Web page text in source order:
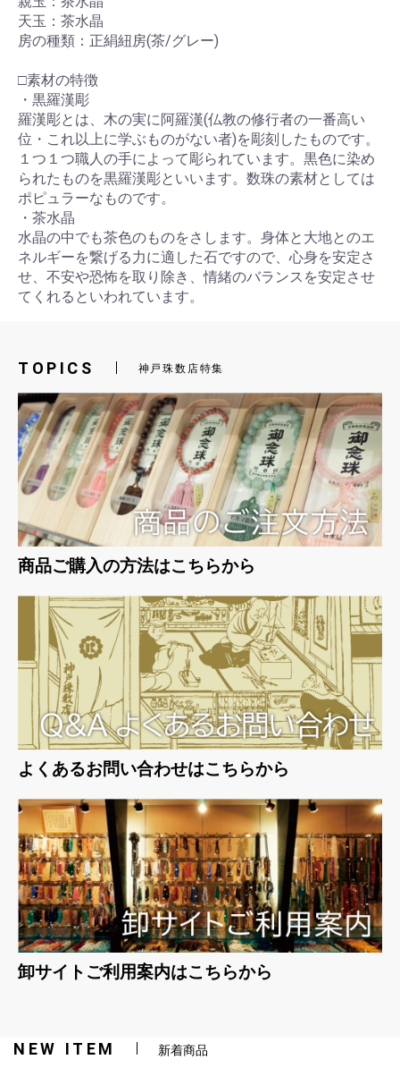
お買い物を続ける カートへ進む
天玉：茶水晶
房の種類：正絹紐房(茶/グレー)
□素材の特徴
・黒羅漢彫
羅漢彫とは、木の実に阿羅漢(仏教の修行者の一番高い
位・これ以上に学ぶものがない者)を彫刻したものです。
１つ１つ職人の手によって彫られています。黒色に染め
られたものを黒羅漢彫といいます。数珠の素材としては
ポピュラーなものです。
・茶水晶
水晶の中でも茶色のものをさします。身体と大地とのエ
ネルギーを繋げる力に適した石ですので、心身を安定さ
せ、不安や恐怖を取り除き、情緒のバランスを安定させ
てくれるといわれています。
TOPICS 神戸珠数店特集
商品ご購入の方法はこちらから
よくあるお問い合わせはこちらから
卸サイトご利用案内はこちらから
NEW ITEM 新着商品